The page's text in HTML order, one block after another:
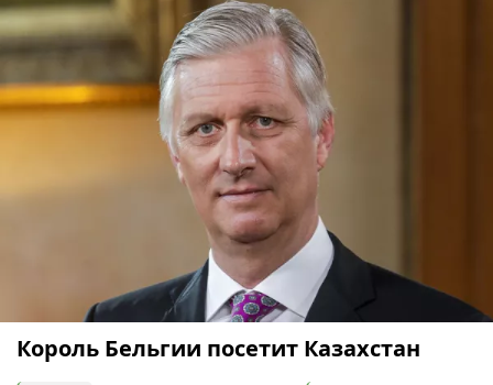
Король Бельгии посетит Казахстан